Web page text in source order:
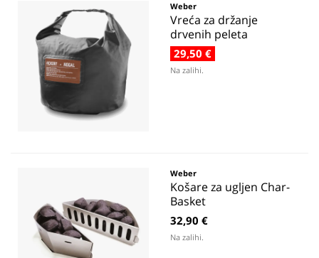
Weber
Vreća za držanje
drvenih peleta
29,50 €
Na zalihi.
Weber
Košare za ugljen Char-
Basket
32,90 €
Na zalihi.